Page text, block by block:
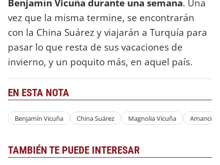
vez que la misma termine, se encontrarán
con la China Suárez y viajarán a Turquía para
pasar lo que resta de sus vacaciones de
invierno, y un poquito más, en aquel país.
EN ESTA NOTA
Benjamín Vicuña China Suárez Magnolia Vicuña Amancio
TAMBIÉN TE PUEDE INTERESAR